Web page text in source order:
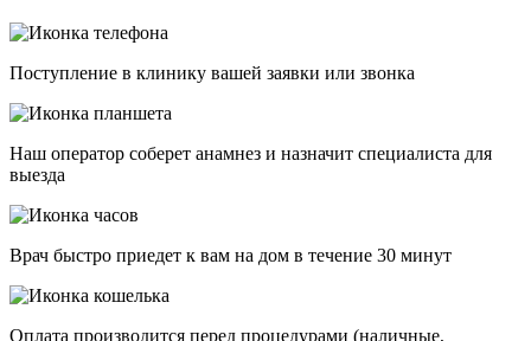
Поступление в клинику вашей заявки или звонка
Наш оператор соберет анамнез и назначит специалиста для
выезда
Врач быстро приедет к вам на дом в течение 30 минут
Оплата производится перед процедурами (наличные,